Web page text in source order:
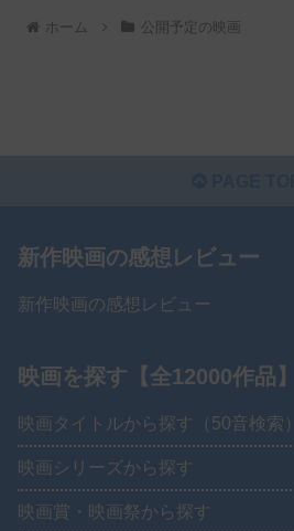
ホーム 公開予定の映画
新作映画の感想レビュー
新作映画の感想レビュー
映画を探す【全12000作品】
映画タイトルから探す（50音検索）
映画シリーズから探す
映画賞・映画祭から探す